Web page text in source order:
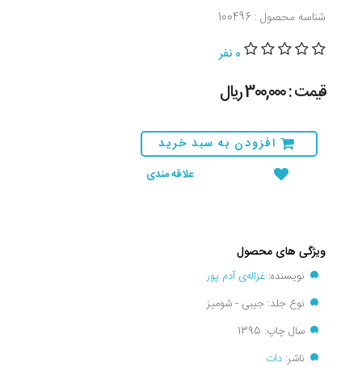
شناسه محصول : 100496
0 نفر
قیمت : 300,000 ريال
افزودن به سبد خرید
علاقه مندی
ویژگی های محصول
نویسنده: غزاله‌ی آدم پور
نوع جلد: جیبی - شومیز
سال چاپ: 1395
ناشر: دات